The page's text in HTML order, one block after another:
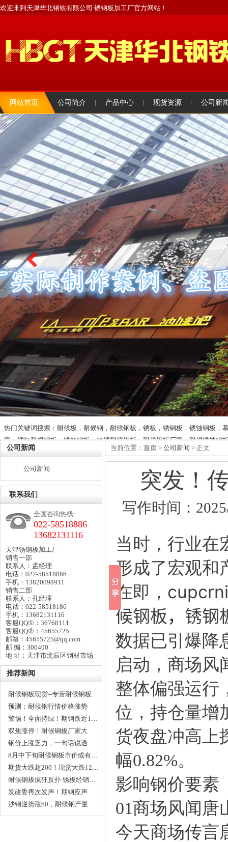
欢迎来到天津华北钢铁有限公司 锈钢板加工厂官方网站！
网站首页 公司简介 产品中心 现货资源 公司新
热门关键词搜索：耐候板，耐候钢，耐候钢板，锈板，锈钢板，锈蚀钢板，
家，锈红耐候钢板，锈红钢板，铁锈耐候钢板，耐候钢板厂家，耐候锈蚀钢
公司新闻
公司新闻
联系我们
全国咨询热线:
022-58518886
13682131116
天津锈钢板加工厂
销售一部
联系人：孟经理
电话：022-58518886
手机：13820098911
销售二部
联系人：孔经理
电话：022-58518186
手机：13682131116
客服QQ①：36768111
客服QQ②：45655725
邮箱：45655725@qq.com
邮 编：300400
地 址：天津市北辰区钢材市场
推荐新闻
耐候钢板现货--专营耐候钢板…
预测：耐候钢行情价格涨势
依…
警惕！全面持绿！期钢跌近1…
双焦涨停！耐候钢板厂家大
涨…
钢价上涨乏力，一句话说透
耐…
8月中下旬耐候钢板市价或有…
期货大跌超200！现货大跌12…
耐候钢板疯狂反扑 锈板经销…
发改委再次发声！期钢应声
下…
沙钢逆势涨60，耐候钢产量
全…
当前位置： 首页 > 公司新闻 > 正文
突发！
写作时间：
当时，行业在
形成了宏观和
在即，
候钢板， 锈钢
数据已引爆降
启动，商场风
整体偏强运行
位，持仓量增
货夜盘冲高上
幅0.82%。
影响钢价要素
01商场风闻唐
今天商场传言